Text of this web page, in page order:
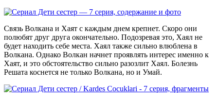
Связь Волкана и Хаят с каждым днем крепнет. Скоро они
полюбят друг друга окончательно. Подозревая это, Хаял не
будет находить себе места. Хаял также сильно влюблена в
Волкана. Однако Волкан начнет проявлять интерес именно к
Хаят, и это обстоятельство сильно разозлит Хаял. Болезнь
Решата коснется не только Волкана, но и Умай.